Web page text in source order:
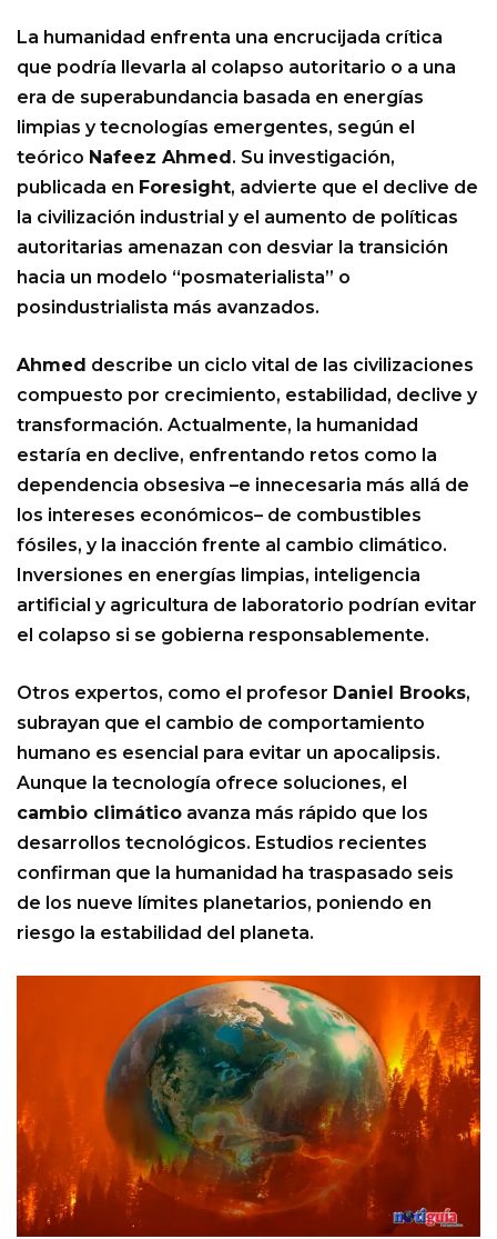
La humanidad enfrenta una encrucijada crítica
que podría llevarla al colapso autoritario o a una
era de superabundancia basada en energías
limpias y tecnologías emergentes, según el
teórico Nafeez Ahmed. Su investigación,
publicada en Foresight, advierte que el declive de
la civilización industrial y el aumento de políticas
autoritarias amenazan con desviar la transición
hacia un modelo “posmaterialista” o
posindustrialista más avanzados.
Ahmed describe un ciclo vital de las civilizaciones
compuesto por crecimiento, estabilidad, declive y
transformación. Actualmente, la humanidad
estaría en declive, enfrentando retos como la
dependencia obsesiva –e innecesaria más allá de
los intereses económicos– de combustibles
fósiles, y la inacción frente al cambio climático.
Inversiones en energías limpias, inteligencia
artificial y agricultura de laboratorio podrían evitar
el colapso si se gobierna responsablemente.
Otros expertos, como el profesor Daniel Brooks,
subrayan que el cambio de comportamiento
humano es esencial para evitar un apocalipsis.
Aunque la tecnología ofrece soluciones, el
cambio climático avanza más rápido que los
desarrollos tecnológicos. Estudios recientes
confirman que la humanidad ha traspasado seis
de los nueve límites planetarios, poniendo en
riesgo la estabilidad del planeta.